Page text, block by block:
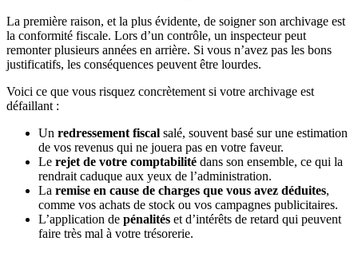
La première raison, et la plus évidente, de soigner son archivage est
la conformité fiscale. Lors d’un contrôle, un inspecteur peut
remonter plusieurs années en arrière. Si vous n’avez pas les bons
justificatifs, les conséquences peuvent être lourdes.
Voici ce que vous risquez concrètement si votre archivage est
défaillant :
Un redressement fiscal salé, souvent basé sur une estimation
de vos revenus qui ne jouera pas en votre faveur.
Le rejet de votre comptabilité dans son ensemble, ce qui la
rendrait caduque aux yeux de l’administration.
La remise en cause de charges que vous avez déduites,
comme vos achats de stock ou vos campagnes publicitaires.
L’application de pénalités et d’intérêts de retard qui peuvent
faire très mal à votre trésorerie.